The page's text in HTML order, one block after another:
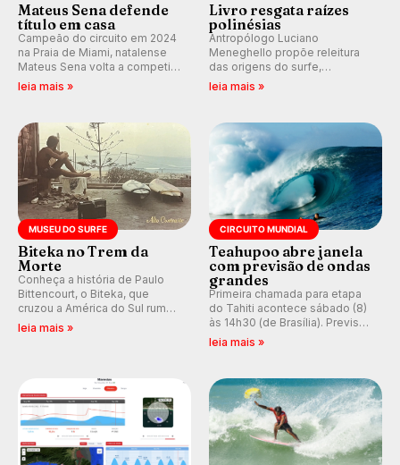
Mateus Sena defende
título em casa
Campeão do circuito em 2024
na Praia de Miami, natalense
Mateus Sena volta a competir
em casa em busca de manter a
leia mais »
Livro resgata raízes
polinésias
Antropólogo Luciano
Meneghello propõe releitura
das origens do surfe,
resgatando a cultura polinésia
prática em esporte e indústria.
leia mais »
MUSEU DO SURFE
Biteka no Trem da
Morte
Conheça a história de Paulo
Bittencourt, o Biteka, que
cruzou a América do Sul rumo
ao Pacífico em uma jornada
leia mais »
CIRCUITO MUNDIAL
Teahupoo abre janela
com previsão de ondas
grandes
Primeira chamada para etapa
do Tahiti acontece sábado (8)
às 14h30 (de Brasília). Previsão
indica swell consistente.
Kelly Slater convidado.
leia mais »